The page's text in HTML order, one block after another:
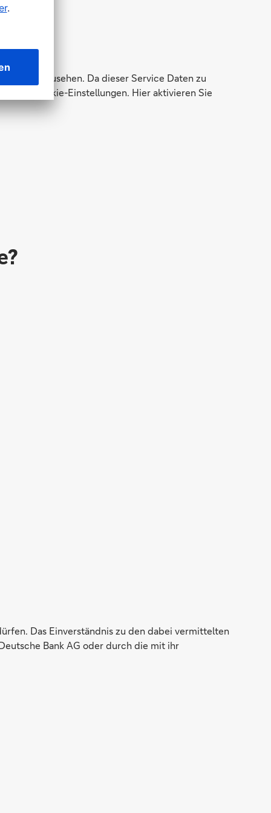
einzusehen. Da dieser Service Daten zu
den Cookie-Einstellungen. Hier aktivieren Sie
Das Einverständnis zu den dabei vermittelten
Bank AG oder durch die mit ihr